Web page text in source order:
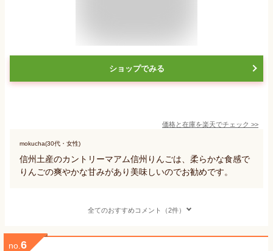
ショップでみる
価格と在庫を楽天でチェック >>
mokucha(30代・女性)
信州土産のカントリーマアム信州りんごは、柔らかな食感で
りんごの爽やかな甘みがあり美味しいのでお勧めです。
全てのおすすめコメント（2件）
no. 6